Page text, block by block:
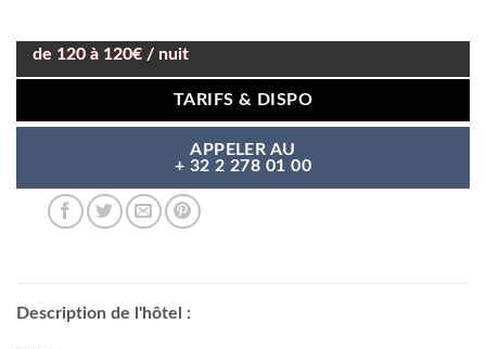
de 120 à 120€ / nuit
TARIFS & DISPO
APPELER AU
+ 32 2 278 01 00
Description de l'hôtel :